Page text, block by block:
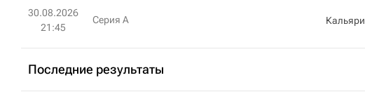
30.08.2026
21:45
Серия А Кальяри
Последние результаты